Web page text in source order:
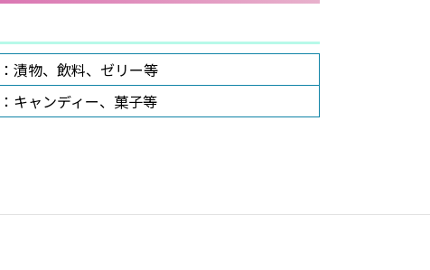
漬物、飲料、ゼリー等
キャンディー、菓子等